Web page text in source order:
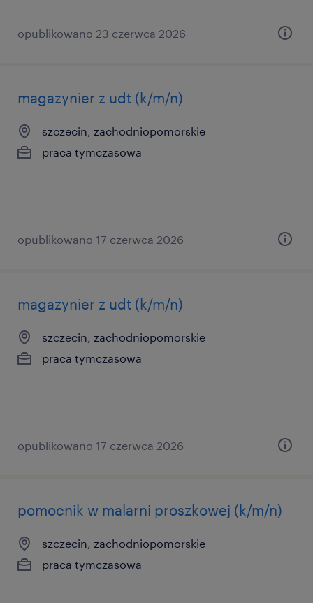
opublikowano 23 czerwca 2026
magazynier z udt (k/m/n)
szczecin, zachodniopomorskie
praca tymczasowa
opublikowano 17 czerwca 2026
magazynier z udt (k/m/n)
szczecin, zachodniopomorskie
praca tymczasowa
opublikowano 17 czerwca 2026
pomocnik w malarni proszkowej (k/m/n)
szczecin, zachodniopomorskie
praca tymczasowa